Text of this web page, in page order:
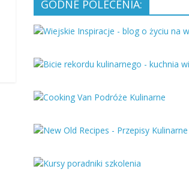
GODNE POLECENIA: